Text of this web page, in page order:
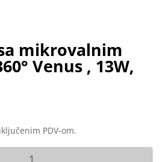
mikrovalnim
Venus , 13W,
PDV-om.